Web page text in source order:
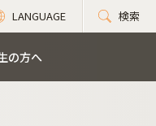
LANGUAGE 検索
の方へ